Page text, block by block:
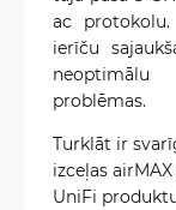
ac
ierīču
neoptimālu
problēmas.
Turklāt ir
izceļas
UniFi